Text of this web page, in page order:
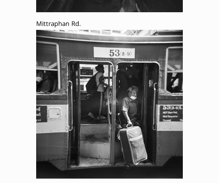
Mittraphan Rd.